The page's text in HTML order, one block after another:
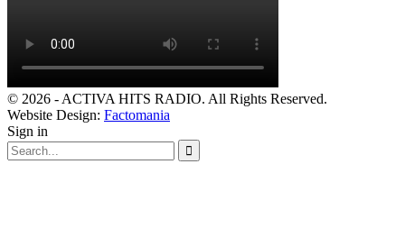
© 2026 - ACTIVA HITS RADIO. All Rights Reserved.
Website Design: Factomania
Sign in